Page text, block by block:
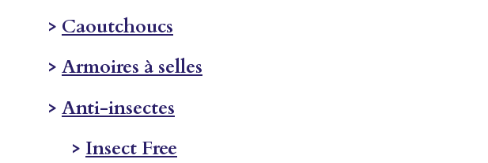
> Caoutchoucs
> Armoires à selles
> Anti-insectes
> Insect Free